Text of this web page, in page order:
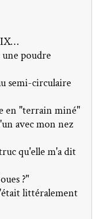
poudre
semi-circulaire
en "terrain miné"
avec mon nez
qu'elle m'a dit
?"
littéralement